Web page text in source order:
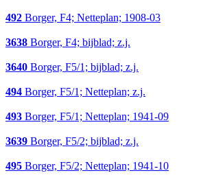
492 Borger, F4; Netteplan; 1908-03
3638 Borger, F4; bijblad; z.j.
3640 Borger, F5/1; bijblad; z.j.
494 Borger, F5/1; Netteplan; z.j.
493 Borger, F5/1; Netteplan; 1941-09
3639 Borger, F5/2; bijblad; z.j.
495 Borger, F5/2; Netteplan; 1941-10